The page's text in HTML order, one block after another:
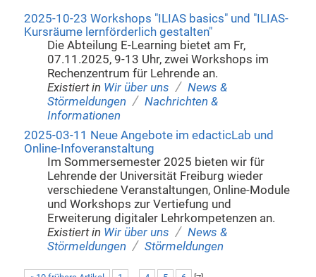
2025-10-23 Workshops "ILIAS basics" und "ILIAS-
Kursräume lernförderlich gestalten"
Die Abteilung E-Learning bietet am Fr,
07.11.2025, 9-13 Uhr, zwei Workshops im
Rechenzentrum für Lehrende an.
Existiert in Wir über uns / News &
Störmeldungen / Nachrichten &
Informationen
2025-03-11 Neue Angebote im edacticLab und
Online-Infoveranstaltung
Im Sommersemester 2025 bieten wir für
Lehrende der Universität Freiburg wieder
verschiedene Veranstaltungen, Online-Module
und Workshops zur Vertiefung und
Erweiterung digitaler Lehrkompetenzen an.
Existiert in Wir über uns / News &
Störmeldungen / Störmeldungen